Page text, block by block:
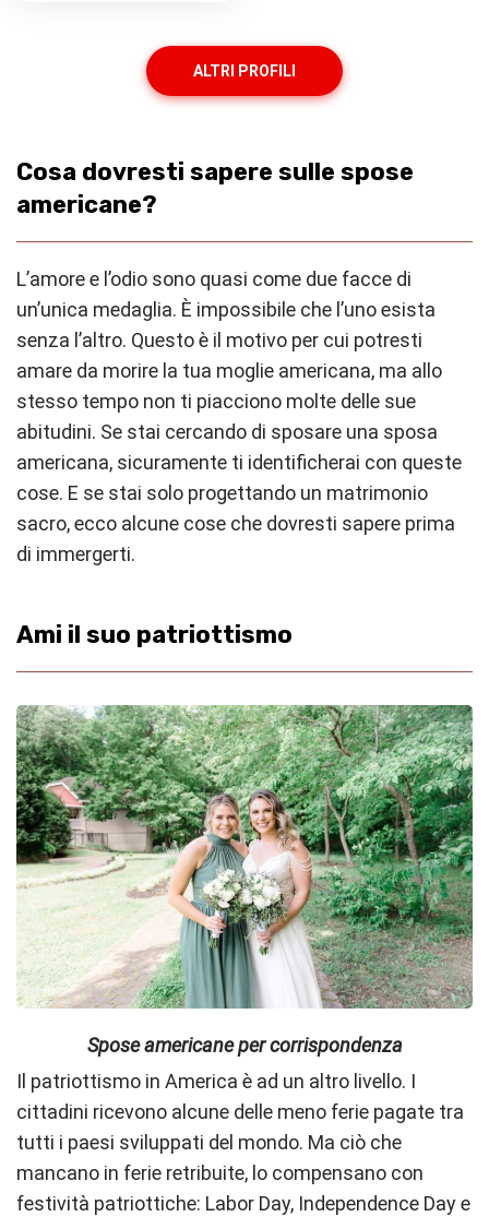
ALTRI PROFILI
Cosa dovresti sapere sulle spose
americane?
L’amore e l’odio sono quasi come due facce di
un’unica medaglia. È impossibile che l’uno esista
senza l’altro. Questo è il motivo per cui potresti
amare da morire la tua moglie americana, ma allo
stesso tempo non ti piacciono molte delle sue
abitudini. Se stai cercando di sposare una sposa
americana, sicuramente ti identificherai con queste
cose. E se stai solo progettando un matrimonio
sacro, ecco alcune cose che dovresti sapere prima
di immergerti.
Ami il suo patriottismo
Spose americane per corrispondenza
Il patriottismo in America è ad un altro livello. I
cittadini ricevono alcune delle meno ferie pagate tra
tutti i paesi sviluppati del mondo. Ma ciò che
mancano in ferie retribuite, lo compensano con
festività patriottiche: Labor Day, Independence Day e